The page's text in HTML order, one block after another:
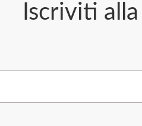
Iscriviti